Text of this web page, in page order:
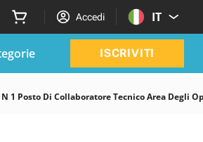
Accedi IT
ISCRIVITI
1 Posto Di Collaboratore Tecnico Area Degli